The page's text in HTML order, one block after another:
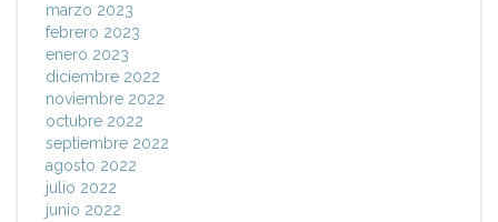
marzo 2023
febrero 2023
enero 2023
diciembre 2022
noviembre 2022
octubre 2022
septiembre 2022
agosto 2022
julio 2022
junio 2022